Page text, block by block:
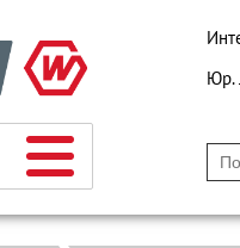
Юр.